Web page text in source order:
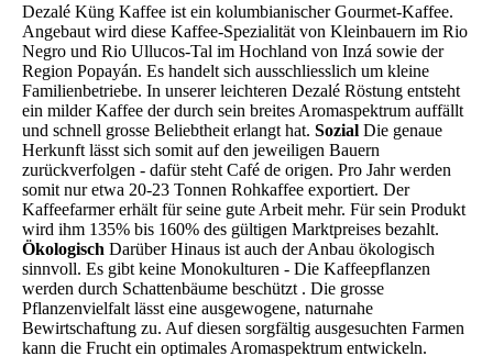
Dezalé Küng Kaffee ist ein kolumbianischer Gourmet-Kaffee.
Angebaut wird diese Kaffee-Spezialität von Kleinbauern im Rio
Negro und Rio Ullucos-Tal im Hochland von Inzá sowie der
Region Popayán. Es handelt sich ausschliesslich um kleine
Familienbetriebe. In unserer leichteren Dezalé Röstung entsteht
ein milder Kaffee der durch sein breites Aromaspektrum auffällt
und schnell grosse Beliebtheit erlangt hat.Sozial Die genaue
Herkunft lässt sich somit auf den jeweiligen Bauern
zurückverfolgen - dafür steht Café de origen. Pro Jahr werden
somit nur etwa 20-23 Tonnen Rohkaffee exportiert. Der
Kaffeefarmer erhält für seine gute Arbeit mehr. Für sein Produkt
wird ihm 135% bis 160% des gültigen Marktpreises bezahlt.
Ökologisch Darüber Hinaus ist auch der Anbau ökologisch
sinnvoll. Es gibt keine Monokulturen - Die Kaffeepflanzen
werden durch Schattenbäume beschützt . Die grosse
Pflanzenvielfalt lässt eine ausgewogene, naturnahe
Bewirtschaftung zu. Auf diesen sorgfältig ausgesuchten Farmen
kann die Frucht ein optimales Aromaspektrum entwickeln.